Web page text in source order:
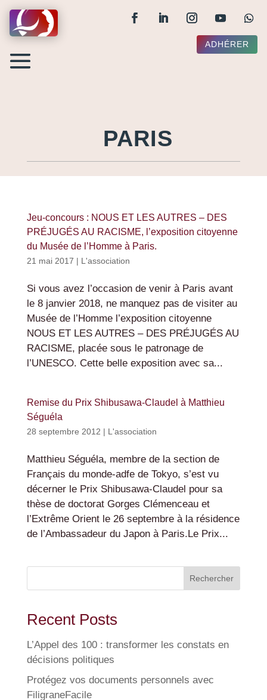
ADHÉRER
PARIS
Jeu-concours : NOUS ET LES AUTRES – DES
PRÉJUGÉS AU RACISME, l’exposition citoyenne
du Musée de l’Homme à Paris.
21 mai 2017 | L'association
Si vous avez l’occasion de venir à Paris avant
le 8 janvier 2018, ne manquez pas de visiter au
Musée de l’Homme l’exposition citoyenne
NOUS ET LES AUTRES – DES PRÉJUGÉS AU
RACISME, placée sous le patronage de
l’UNESCO. Cette belle exposition avec sa...
Remise du Prix Shibusawa-Claudel à Matthieu
Séguéla
28 septembre 2012 | L'association
Matthieu Séguéla, membre de la section de
Français du monde-adfe de Tokyo, s’est vu
décerner le Prix Shibusawa-Claudel pour sa
thèse de doctorat Gorges Clémenceau et
l’Extrême Orient le 26 septembre à la résidence
de l’Ambassadeur du Japon à Paris.Le Prix...
Rechercher
Recent Posts
L’Appel des 100 : transformer les constats en
décisions politiques
Protégez vos documents personnels avec
FiligraneFacile